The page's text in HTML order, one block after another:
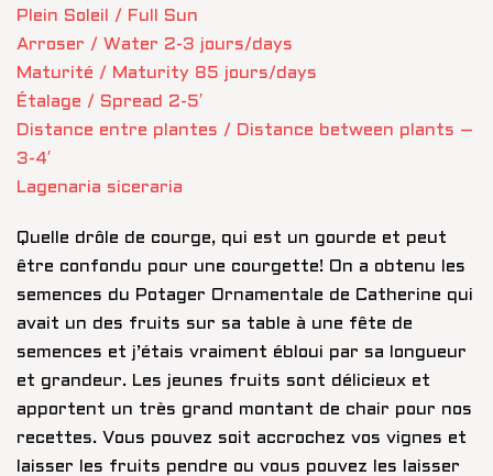
Plein Soleil / Full Sun
Arroser / Water 2-3 jours/days
Maturité / Maturity 85 jours/days
Étalage / Spread 2-5′
Distance entre plantes / Distance between plants –
3-4′
Lagenaria siceraria
Quelle drôle de courge, qui est un gourde et peut
être confondu pour une courgette! On a obtenu les
semences du Potager Ornamentale de Catherine qui
avait un des fruits sur sa table à une fête de
semences et j’étais vraiment ébloui par sa longueur
et grandeur. Les jeunes fruits sont délicieux et
apportent un très grand montant de chair pour nos
recettes. Vous pouvez soit accrochez vos vignes et
laisser les fruits pendre ou vous pouvez les laisser